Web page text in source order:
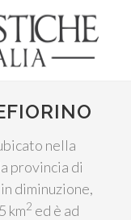
nella
provincia di
diminuzione,
km2 ed è ad